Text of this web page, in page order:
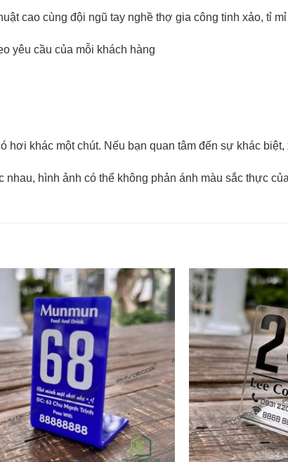
cao cùng đội ngũ tay nghề thợ gia công tinh xảo, tỉ
yêu cầu của mỗi khách hàng
hơi khác một chút. Nếu bạn quan tâm đến sự khác
hình ảnh có thể không phản ánh màu sắc thực